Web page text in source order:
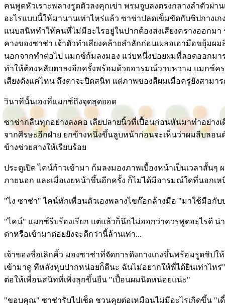
คนพูดหัวเราะพลางรูดตัวลงคุกเข่า พรมจูบลงตรงกลางลำตัวผ่
อะไรแบบนี้ให้มานานเท่าไหร่แล้ว ซาช่าปลดเข็มขัดกับซิปกางเ
แนบสนิททำให้คนที่ไม่มีอะไรอยู่ในปากต้องส่งเสียงครางออกม
คางของซาช่า เจ้าตัวทำเสียงคล้ายสำลักก่อนเผลอเอามือขยุ้มผ
นอกจากทำต่อไป แมกซ์ก้มลงมอง แว่บหนึ่งปอยผมที่ลอดออกมา
ทำให้ต้องหลับตาลงอีกครั้งพร้อมด้วยอารมณ์วาบหวาม แมกซ์คร
เสียงดังแค่ไหน ถึงตาจะปิดสนิท แต่ภาพของสีผมเมื่อครู่ยังสามา
วินาทีนั้นเองที่แมกซ์ถึงจุดสุดยอด
ซาช่ากลืนทุกอย่างลงคอ เลียปลายนิ้วที่เปื้อนก่อนหันมาทำอย่า
จากศีรษะอีกฝ่าย ยกข้างหนึ่งขึ้นลูบหน้าก่อนจะเห็นว่าผมสีบลอน
ข้างช่วยสางให้เรียบร้อย
ประตูเปิด ไคน์ก้าวเข้ามา ก้มลงมองภาพเบื้องหน้าเป็นเวลาสั้น
ภายนอก และเมื่อเงยหน้าขึ้นอีกครั้ง ก็ไม่ได้มีอารมณ์ใดที่นอกเห
"ไง ซาช่า" ไคน์ทักเพื่อนตัวเองพลางไขก๊อกล้างมือ "มาใช้มือกั
"ไคน์" แมกซ์รีบร้องเรียก แต่แล้วก็นึกไม่ออกว่าควรพูดอะไรดี
ด่าหรือเข้ามาต่อยยังจะดีกว่านี้ล้านเท่า...
เจ้าของชื่อเลิกคิ้ว มองซาช่าที่จัดการดึงกางเกงขึ้นพร้อมรูดซิปใ
เข้ามาดู ทีหลังหุบปากหน่อยก็ดีนะ ฉันไม่อยากให้พี่ได้ยินเท่าไห
ต่อให้เพื่อนสนิทที่เพิ่งลุกขึ้นยืน "เปื้อนผมนิดหน่อยแน่ะ"
"ขอบคุณ" ซาช่ารับไปเช็ด ชวนคุยต่อเหมือนไม่มีอะไรเกิดขึ้น "เ